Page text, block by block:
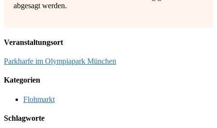
abgesagt werden.
Veranstaltungsort
Parkharfe im Olympiapark München
Kategorien
Flohmarkt
Schlagworte